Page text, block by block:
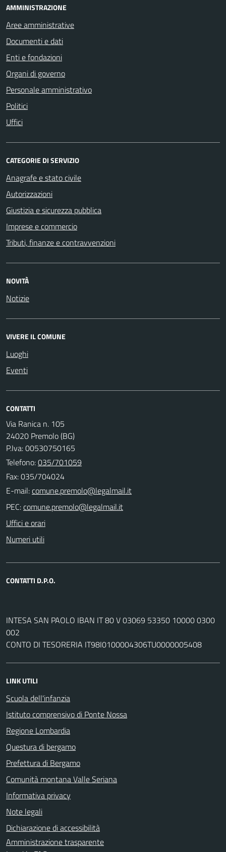
AMMINISTRAZIONE
Aree amministrative
Documenti e dati
Enti e fondazioni
Organi di governo
Personale amministrativo
Politici
Uffici
CATEGORIE DI SERVIZIO
Anagrafe e stato civile
Autorizzazioni
Giustizia e sicurezza pubblica
Imprese e commercio
Tributi, finanze e contravvenzioni
NOVITÀ
Notizie
VIVERE IL COMUNE
Luoghi
Eventi
CONTATTI
Via Ranica n. 105
24020 Premolo (BG)
P.Iva: 00530750165
Telefono:035/701059
Fax: 035/704024
E-mail:
PEC:
Uffici e orari
Numeri utili
CONTATTI D.P.O.
INTESA SAN PAOLO IBAN IT 80 V 03069 53350 10000 0300
002
CONTO DI TESORERIA IT98I0100004306TU0000005408
LINK UTILI
Scuola dell'infanzia
Istituto comprensivo di Ponte Nossa
Regione Lombardia
Questura di bergamo
Prefettura di Bergamo
Comunità montana Valle Seriana
Informativa privacy
Note legali
Dichiarazione di accessibilità
Amministrazione trasparente